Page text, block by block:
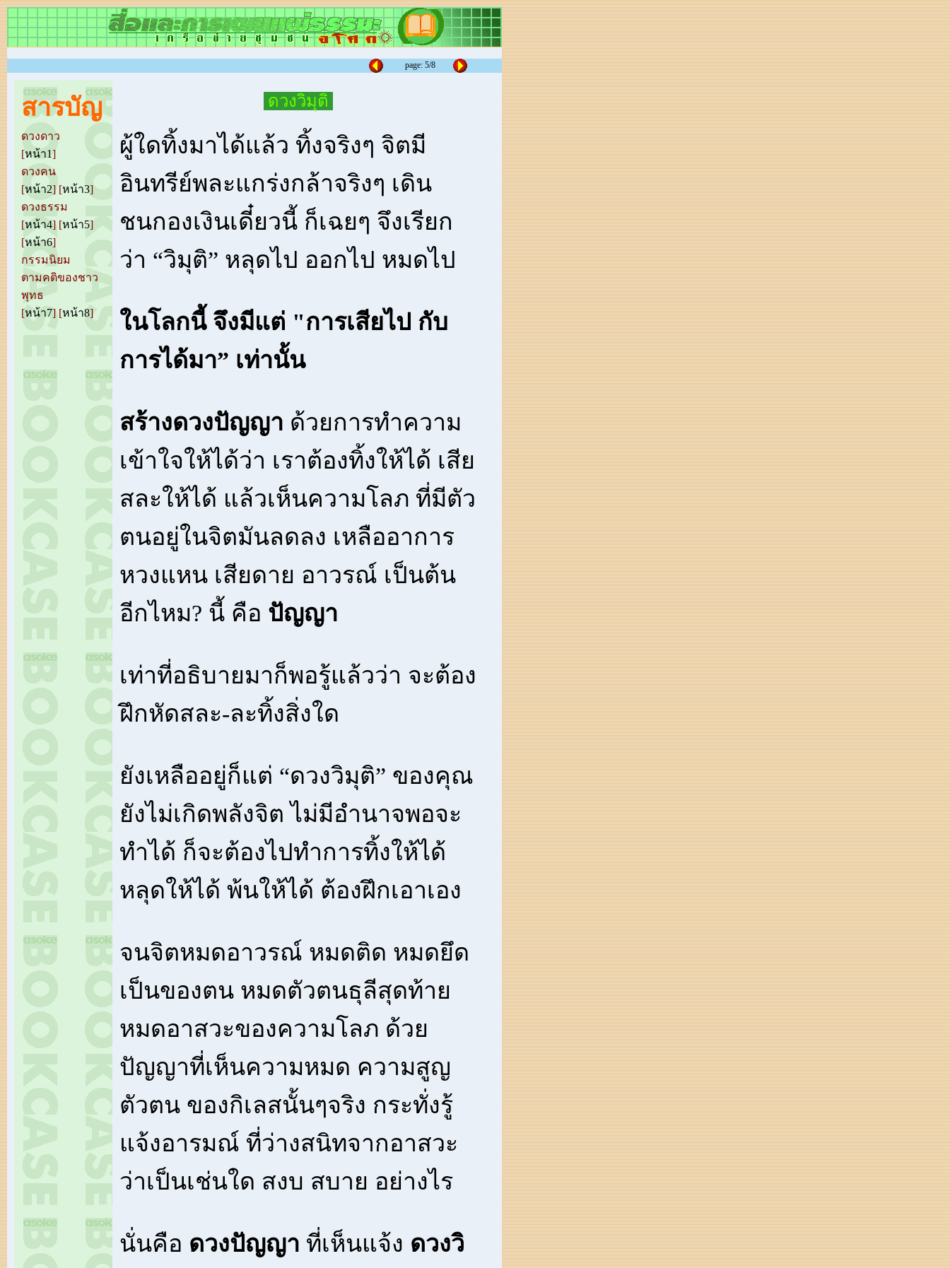
page: 5/8
สารบัญ
ดวงดาว
[หน้า1]
ดวงคน
[หน้า2] [หน้า3]
ดวงธรรม
[หน้า4] [หน้า5]
[หน้า6]
กรรมนิยม
ตามคติของชาว
พุทธ
[หน้า7] [หน้า8]
ดวงวิมุติ
ผู้ใดทิ้งมาได้แล้ว ทิ้งจริงๆ จิตมี
อินทรีย์พละแกร่งกล้าจริงๆ เดิน
ชนกองเงินเดี๋ยวนี้ ก็เฉยๆ จึงเรียก
ว่า “วิมุติ” หลุดไป ออกไป หมดไป
ในโลกนี้ จึงมีแต่ "การเสียไป กับ
การได้มา” เท่านั้น
สร้างดวงปัญญา ด้วยการทำความ
เข้าใจให้ได้ว่า เราต้องทิ้งให้ได้ เสีย
สละให้ได้ แล้วเห็นความโลภ ที่มีตัว
ตนอยู่ในจิตมันลดลง เหลืออาการ
หวงแหน เสียดาย อาวรณ์ เป็นต้น
อีกไหม? นี้ คือ ปัญญา
เท่าที่อธิบายมาก็พอรู้แล้วว่า จะต้อง
ฝึกหัดสละ-ละทิ้งสิ่งใด
ยังเหลืออยู่ก็แต่ “ดวงวิมุติ” ของคุณ
ยังไม่เกิดพลังจิต ไม่มีอำนาจพอจะ
ทำได้ ก็จะต้องไปทำการทิ้งให้ได้
หลุดให้ได้ พ้นให้ได้ ต้องฝึกเอาเอง
จนจิตหมดอาวรณ์ หมดติด หมดยึด
เป็นของตน หมดตัวตนธุลีสุดท้าย
หมดอาสวะของความโลภ ด้วย
ปัญญาที่เห็นความหมด ความสูญ
ตัวตน ของกิเลสนั้นๆจริง กระทั่งรู้
แจ้งอารมณ์ ที่ว่างสนิทจากอาสวะ
ว่าเป็นเช่นใด สงบ สบาย อย่างไร
นั่นคือ ดวงปัญญา ที่เห็นแจ้ง ดวงวิ